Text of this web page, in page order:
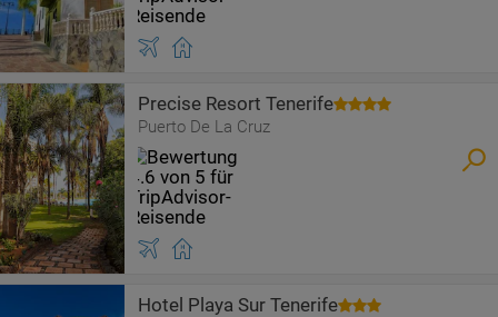
Precise Resort Tenerife
Puerto De La Cruz
Hotel Playa Sur Tenerife